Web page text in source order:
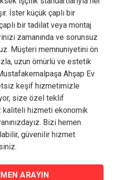
İster küçük çaplı bir
bir tadilat veya montaj
zamanında ve sorunsuz
Müşteri memnuniyetini ön
uzun ömürlü ve estetik
Ahşap Ev
keşif hizmetimizle
size özel teklif
kaliteli hizmeti ekonomik
Bizi hemen
güvenilir hizmet
ARAYIN